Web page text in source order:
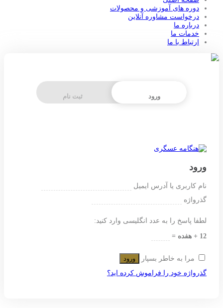
دوره های آموزشی و محصولات
درخواست مشاوره آنلاین
درباره ما
خدمات ما
ارتباط با ما
ورود ثبت نام
ورود
نام کاربری یا آدرس ایمیل
گذرواژه
لطفا پاسخ را به عدد انگلیسی وارد کنید:
12 + هفده =
مرا به خاطر بسپار
ورود
گذرواژه خود را فراموش کرده اید؟